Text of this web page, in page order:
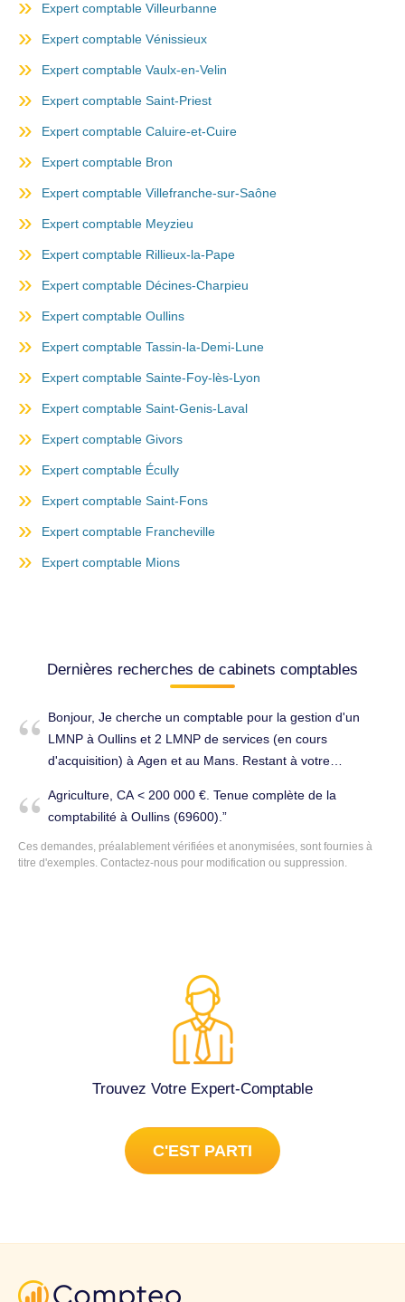
Expert comptable Villeurbanne
Expert comptable Vénissieux
Expert comptable Vaulx-en-Velin
Expert comptable Saint-Priest
Expert comptable Caluire-et-Cuire
Expert comptable Bron
Expert comptable Villefranche-sur-Saône
Expert comptable Meyzieu
Expert comptable Rillieux-la-Pape
Expert comptable Décines-Charpieu
Expert comptable Oullins
Expert comptable Tassin-la-Demi-Lune
Expert comptable Sainte-Foy-lès-Lyon
Expert comptable Saint-Genis-Laval
Expert comptable Givors
Expert comptable Écully
Expert comptable Saint-Fons
Expert comptable Francheville
Expert comptable Mions
Dernières recherches de cabinets comptables
Bonjour, Je cherche un comptable pour la gestion d'un
LMNP à Oullins et 2 LMNP de services (en cours
d'acquisition) à Agen et au Mans. Restant à votre
comptes annuels à Oullins (69600).
Agriculture, CA < 200 000 €. Tenue complète de la
comptabilité à Oullins (69600).
Ces demandes, préalablement vérifiées et anonymisées, sont fournies à
titre d'exemples. Contactez-nous pour modification ou suppression.
Trouvez Votre Expert-Comptable
C'EST PARTI